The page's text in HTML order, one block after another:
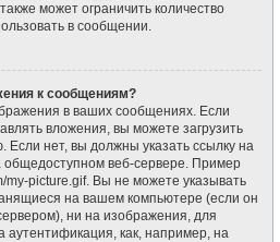
может ограничить количество
в сообщении.
к сообщениям?
в ваших сообщениях. Если
вложения, вы можете загрузить
нет, вы должны указать ссылку на
веб-сервере. Пример
my-picture.gif. Вы не можете указывать
на вашем компьютере (если он
ни на изображения, для
аутентификация, как, например, на